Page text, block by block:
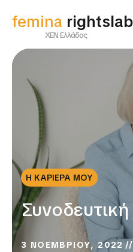
femina rightslab
ΧΕΝ Ελλάδος
Η ΚΑΡΙΕΡΑ ΜΟΥ
3 ΝΟΕΜΒΡΙΟΥ, 2022